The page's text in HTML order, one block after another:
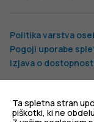
Politika varstva
Pogoji uporabe
Izjava o
Ta spletna stran
piškotki, ki ne